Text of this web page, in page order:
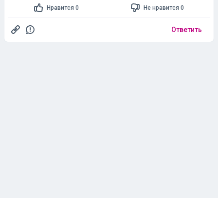
Нравится 0 Не нравится 0
Ответить